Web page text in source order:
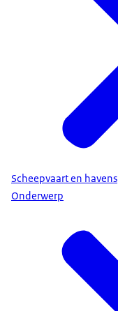
Scheepvaart en havens
Onderwerp